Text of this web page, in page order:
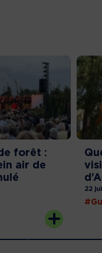
forêt :
air de
22